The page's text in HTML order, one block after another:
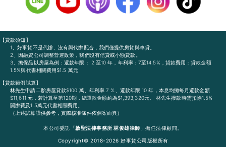
【貸款須知】
1、好事貸不是代辦、沒有與代辦配合，我們僅提供房貸與車貸。
2、因融資公司調整營運政策，我們沒有信貸或小額貸款。
3、擔保品以房屋為例：還款年限： 2 至10 年，年利率：7至14.5%，貸款費用：貸款金額
1.5%與代書相關費用$1.5 萬元
【貸款範例試算】
林先生申請二胎房屋貸款$100 萬、年利率 7 %、還款年限 10 年，本息均攤每月還款金額
$11,611 元，若計算至第120期，總還款金額約為$1,393,320元。 林先生撥款時需扣除1.5%
開辦費及1.5萬元代書相關費用。
（上述試算謹供參考，實際核准條件依個案而異）
本公司委託「啟聖法律事務所 林俊雄律師 」擔任法律顧問。
Copyright© 2018-2026 好事貸公司版權所有